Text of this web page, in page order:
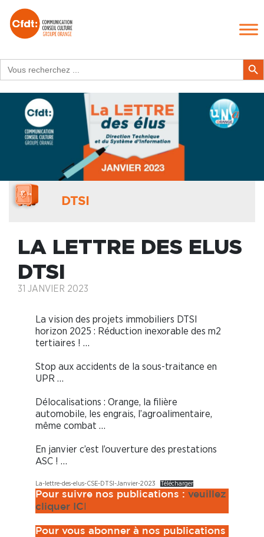
for:
Search
DTSI
LA LETTRE DES ELUS
DTSI
31 JANVIER 2023
La vision des projets immobiliers DTSI
horizon 2025 : Réduction inexorable des m2
tertiaires ! …
Stop aux accidents de la sous-traitance en
UPR …
Délocalisations : Orange, la filière
automobile, les engrais, l’agroalimentaire,
même combat …
En janvier c’est l’ouverture des prestations
ASC ! …
La-lettre-des-elus-CSE-DTSI-Janvier-2023 Télécharger
Pour suivre nos publications : veuillez
cliquer IC
Pour vous abonner à nos publications